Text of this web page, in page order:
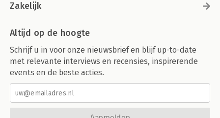
Zakelijk
Altijd op de hoogte
Schrijf u in voor onze nieuwsbrief en blijf up-to-date
met relevante interviews en recensies, inspirerende
events en de beste acties.